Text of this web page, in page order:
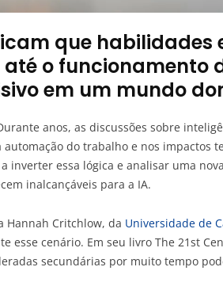
que habilidades
o funcionamento
em um mundo
anos, as discussões sobre
do trabalho e nos impactos
inverter essa lógica e analisar uma
inalcançáveis para a IA.
Hannah Critchlow, da Universidade de
esse cenário. Em seu livro The 21st
secundárias por muito tempo